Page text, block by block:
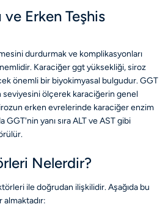
ve Erken Teşhis
durdurmak ve komplikasyonları
Karaciğer ggt yüksekliği, siroz
önemli bir biyokimyasal bulgudur. GGT
seviyesini ölçerek karaciğerin genel
erken evrelerinde karaciğer enzim
yanı sıra ALT ve AST gibi
Nelerdir?
ile doğrudan ilişkilidir. Aşağıda bu
almaktadır: